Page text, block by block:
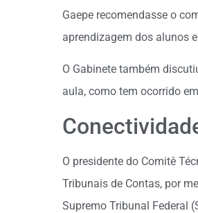
Gaepe recomendasse o
aprendizagem dos alunos
O Gabinete também
aula, como tem ocorrido
O presidente do Comitê
Tribunais de Contas, por
Supremo Tribunal Federal